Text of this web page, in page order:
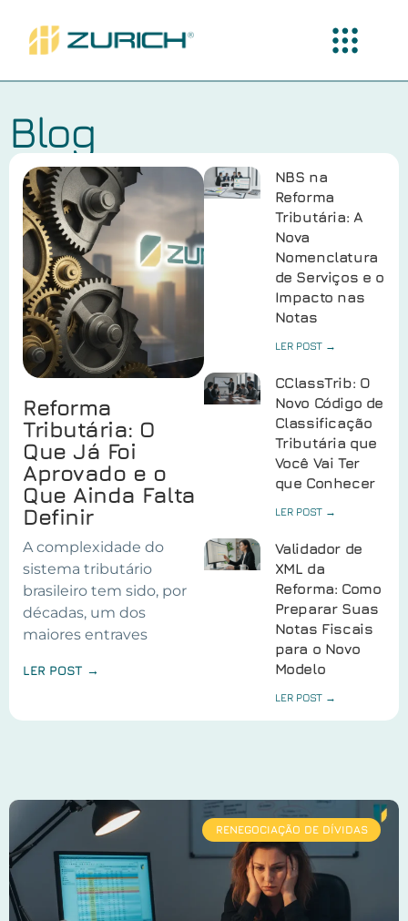
Blog
Reforma
Tributária: O
Que Já Foi
Aprovado e o
Que Ainda Falta
Definir
A complexidade do
sistema tributário
brasileiro tem sido, por
décadas, um dos
maiores entraves
LER POST →
NBS na
Reforma
Tributária: A
Nova
Nomenclatura
de Serviços e o
Impacto nas
Notas
LER POST →
CClassTrib: O
Novo Código de
Classificação
Tributária que
Você Vai Ter
que Conhecer
LER POST →
Validador de
XML da
Reforma: Como
Preparar Suas
Notas Fiscais
para o Novo
Modelo
LER POST →
RENEGOCIAÇÃO DE DÍVIDAS